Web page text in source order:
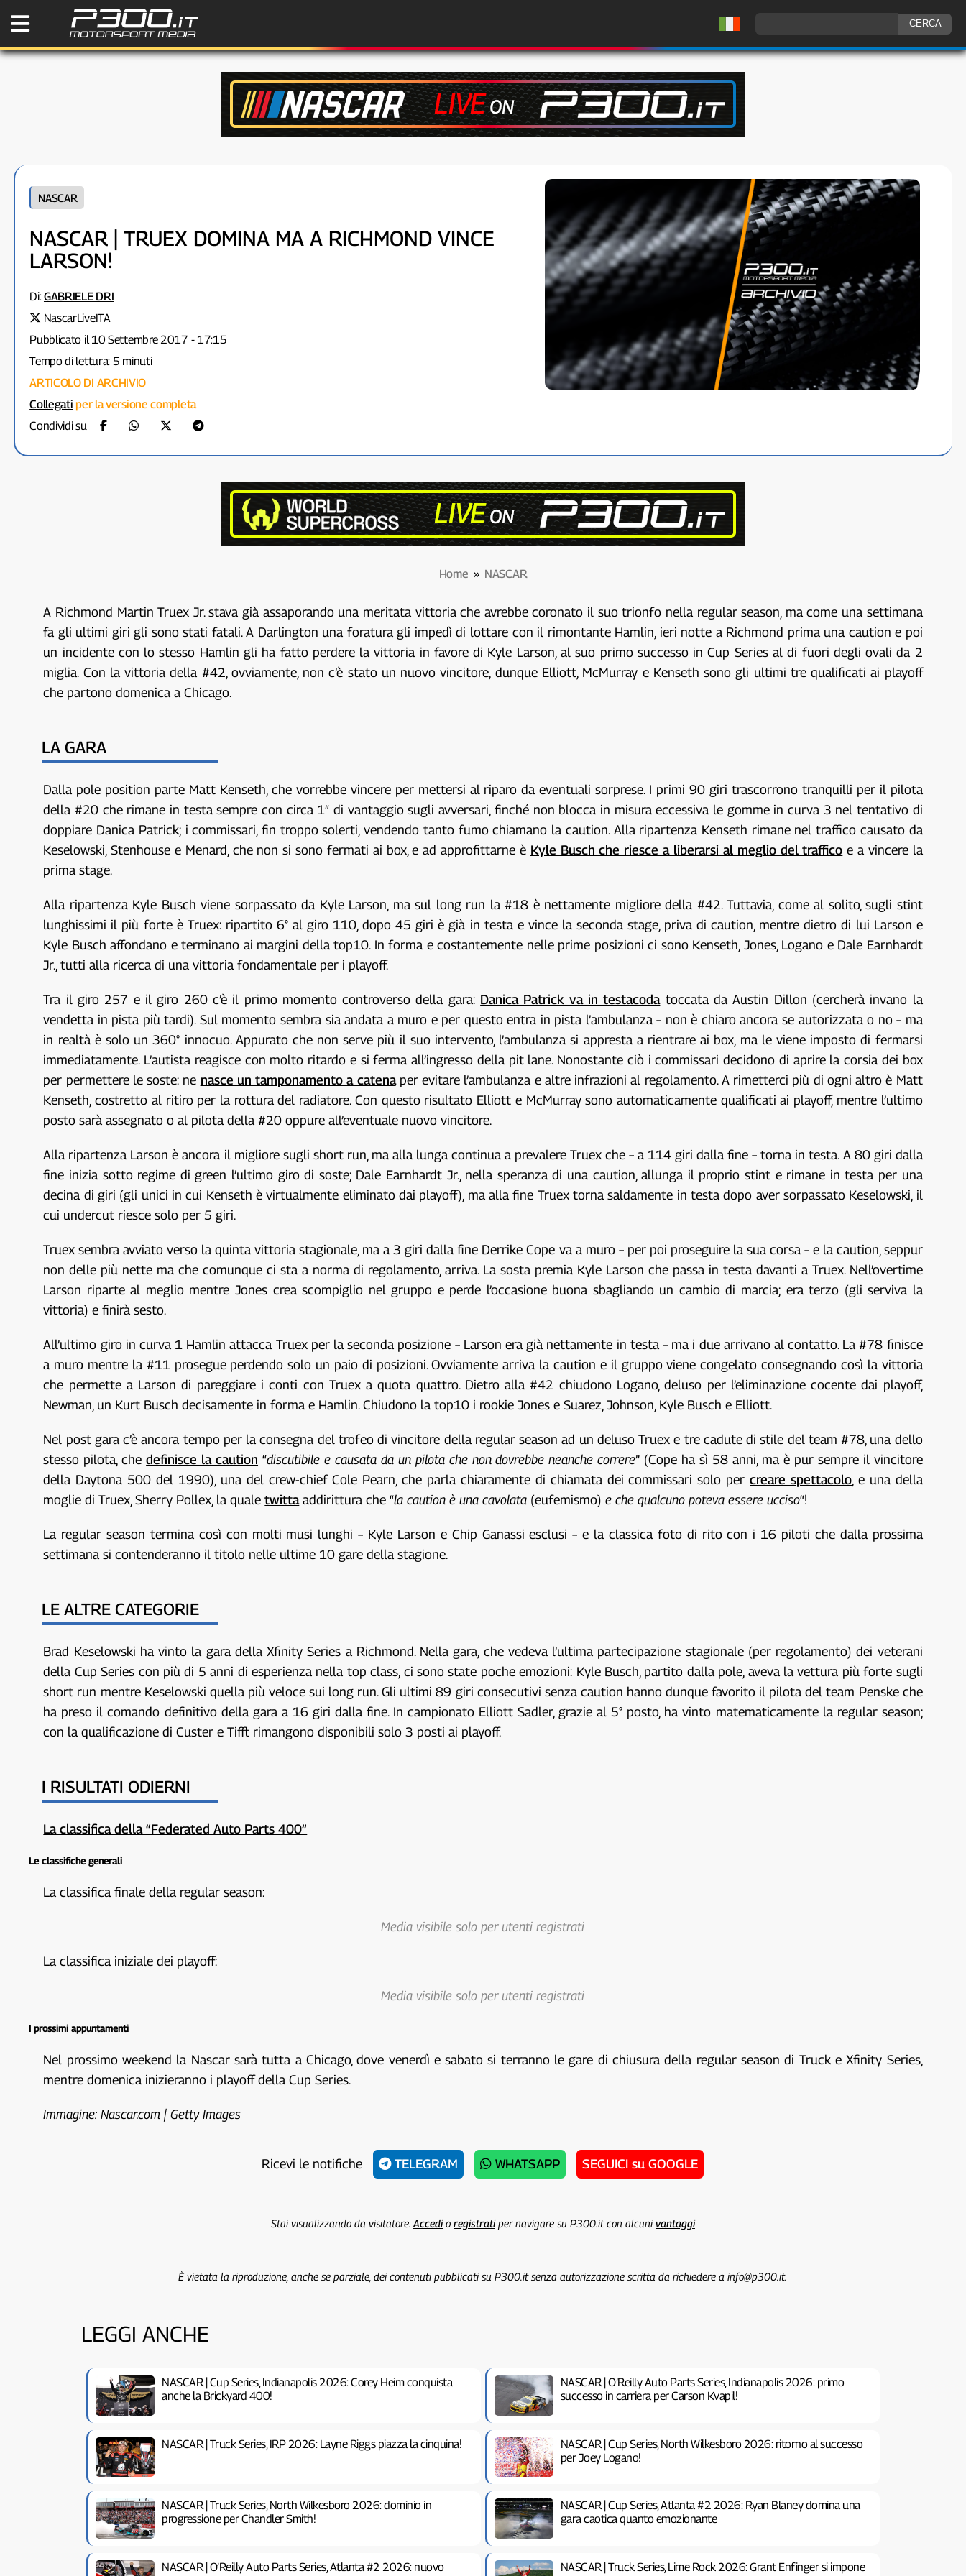
NASCAR
NASCAR | TRUEX DOMINA MA A RICHMOND VINCE
LARSON!
Di:GABRIELE DRI
NascarLiveITA
Pubblicato il 10 Settembre 2017 - 17:15
Tempo di lettura: 5 minuti
ARTICOLO DI ARCHIVIO
Collegati per la versione completa
Condividi su
Home » NASCAR
A Richmond Martin Truex Jr. stava già assaporando una meritata vittoria che avrebbe coronato il suo trionfo nella regular season, ma come una settimana
fa gli ultimi giri gli sono stati fatali. A Darlington una foratura gli impedì di lottare con il rimontante Hamlin, ieri notte a Richmond prima una caution e poi
un incidente con lo stesso Hamlin gli ha fatto perdere la vittoria in favore di Kyle Larson, al suo primo successo in Cup Series al di fuori degli ovali da 2
miglia. Con la vittoria della #42, ovviamente, non c’è stato un nuovo vincitore, dunque Elliott, McMurray e Kenseth sono gli ultimi tre qualificati ai playoff
che partono domenica a Chicago.
LA GARA
Dalla pole position parte Matt Kenseth, che vorrebbe vincere per mettersi al riparo da eventuali sorprese. I primi 90 giri trascorrono tranquilli per il pilota
della #20 che rimane in testa sempre con circa 1″ di vantaggio sugli avversari, finché non blocca in misura eccessiva le gomme in curva 3 nel tentativo di
doppiare Danica Patrick; i commissari, fin troppo solerti, vendendo tanto fumo chiamano la caution. Alla ripartenza Kenseth rimane nel traffico causato da
Keselowski, Stenhouse e Menard, che non si sono fermati ai box, e ad approfittarne è Kyle Busch che riesce a liberarsi al meglio del traffico e a vincere la
prima stage.
Alla ripartenza Kyle Busch viene sorpassato da Kyle Larson, ma sul long run la #18 è nettamente migliore della #42. Tuttavia, come al solito, sugli stint
lunghissimi il più forte è Truex: ripartito 6° al giro 110, dopo 45 giri è già in testa e vince la seconda stage, priva di caution, mentre dietro di lui Larson e
Kyle Busch affondano e terminano ai margini della top10. In forma e costantemente nelle prime posizioni ci sono Kenseth, Jones, Logano e Dale Earnhardt
Jr., tutti alla ricerca di una vittoria fondamentale per i playoff.
Tra il giro 257 e il giro 260 c’è il primo momento controverso della gara: Danica Patrick va in testacodatoccata da Austin Dillon (cercherà invano la
vendetta in pista più tardi). Sul momento sembra sia andata a muro e per questo entra in pista l’ambulanza – non è chiaro ancora se autorizzata o no – ma
in realtà è solo un 360° innocuo. Appurato che non serve più il suo intervento, l’ambulanza si appresta a rientrare ai box, ma le viene imposto di fermarsi
immediatamente. L’autista reagisce con molto ritardo e si ferma all’ingresso della pit lane. Nonostante ciò i commissari decidono di aprire la corsia dei box
per permettere le soste: ne nasce un tamponamento a catenaper evitare l’ambulanza e altre infrazioni al regolamento. A rimetterci più di ogni altro è Matt
Kenseth, costretto al ritiro per la rottura del radiatore. Con questo risultato Elliott e McMurray sono automaticamente qualificati ai playoff, mentre l’ultimo
posto sarà assegnato o al pilota della #20 oppure all’eventuale nuovo vincitore.
Alla ripartenza Larson è ancora il migliore sugli short run, ma alla lunga continua a prevalere Truex che – a 114 giri dalla fine – torna in testa. A 80 giri dalla
fine inizia sotto regime di green l’ultimo giro di soste; Dale Earnhardt Jr., nella speranza di una caution, allunga il proprio stint e rimane in testa per una
decina di giri (gli unici in cui Kenseth è virtualmente eliminato dai playoff), ma alla fine Truex torna saldamente in testa dopo aver sorpassato Keselowski, il
cui undercut riesce solo per 5 giri.
Truex sembra avviato verso la quinta vittoria stagionale, ma a 3 giri dalla fine Derrike Cope va a muro – per poi proseguire la sua corsa – e la caution, seppur
non delle più nette ma che comunque ci sta a norma di regolamento, arriva. La sosta premia Kyle Larson che passa in testa davanti a Truex. Nell’overtime
Larson riparte al meglio mentre Jones crea scompiglio nel gruppo e perde l’occasione buona sbagliando un cambio di marcia; era terzo (gli serviva la
vittoria) e finirà sesto.
All’ultimo giro in curva 1 Hamlin attacca Truex per la seconda posizione – Larson era già nettamente in testa – ma i due arrivano al contatto. La #78 finisce
a muro mentre la #11 prosegue perdendo solo un paio di posizioni. Ovviamente arriva la caution e il gruppo viene congelato consegnando così la vittoria
che permette a Larson di pareggiare i conti con Truex a quota quattro. Dietro alla #42 chiudono Logano, deluso per l’eliminazione cocente dai playoff,
Newman, un Kurt Busch decisamente in forma e Hamlin. Chiudono la top10 i rookie Jones e Suarez, Johnson, Kyle Busch e Elliott.
Nel post gara c’è ancora tempo per la consegna del trofeo di vincitore della regular season ad un deluso Truex e tre cadute di stile del team #78, una dello
stesso pilota, chedefinisce la caution “discutibile e causata da un pilota che non dovrebbe neanche correre” (Cope ha sì 58 anni, ma è pur sempre il vincitore
della Daytona 500 del 1990), una del crew-chief Cole Pearn, che parla chiaramente di chiamata dei commissari solo percreare spettacolo , e una della
moglie di Truex, Sherry Pollex, la qualetwittaaddirittura che “la caution è una cavolata (eufemismo) e che qualcuno poteva essere ucciso“!
La regular season termina così con molti musi lunghi – Kyle Larson e Chip Ganassi esclusi – e la classica foto di rito con i 16 piloti che dalla prossima
settimana si contenderanno il titolo nelle ultime 10 gare della stagione.
LE ALTRE CATEGORIE
Brad Keselowski ha vinto la gara della Xfinity Series a Richmond. Nella gara, che vedeva l’ultima partecipazione stagionale (per regolamento) dei veterani
della Cup Series con più di 5 anni di esperienza nella top class, ci sono state poche emozioni: Kyle Busch, partito dalla pole, aveva la vettura più forte sugli
short run mentre Keselowski quella più veloce sui long run. Gli ultimi 89 giri consecutivi senza caution hanno dunque favorito il pilota del team Penske che
ha preso il comando definitivo della gara a 16 giri dalla fine. In campionato Elliott Sadler, grazie al 5° posto, ha vinto matematicamente la regular season;
con la qualificazione di Custer e Tifft rimangono disponibili solo 3 posti ai playoff.
I RISULTATI ODIERNI
La classifica della “Federated Auto Parts 400”
Le classifiche generali
La classifica finale della regular season:
Media visibile solo per utenti registrati
La classifica iniziale dei playoff:
Media visibile solo per utenti registrati
I prossimi appuntamenti
Nel prossimo weekend la Nascar sarà tutta a Chicago, dove venerdì e sabato si terranno le gare di chiusura della regular season di Truck e Xfinity Series,
mentre domenica inizieranno i playoff della Cup Series.
Immagine: Nascar.com | Getty Images
Ricevi le notifiche TELEGRAM WHATSAPP SEGUICI su GOOGLE
Stai visualizzando da visitatore. Accedio registratiper navigare su P300.it con alcunivantaggi
È vietata la riproduzione, anche se parziale, dei contenuti pubblicati su P300.it senza autorizzazione scritta da richiedere a info@p300.it.
LEGGI ANCHE
NASCAR | Cup Series, Indianapolis 2026: Corey Heim conquista
anche la Brickyard 400!
NASCAR | O’Reilly Auto Parts Series, Indianapolis 2026: primo
successo in carriera per Carson Kvapil!
NASCAR | Truck Series, IRP 2026: Layne Riggs piazza la cinquina!
NASCAR | Cup Series, North Wilkesboro 2026: ritorno al successo
per Joey Logano!
NASCAR | Truck Series, North Wilkesboro 2026: dominio in
progressione per Chandler Smith!
NASCAR | Cup Series, Atlanta #2 2026: Ryan Blaney domina una
gara caotica quanto emozionante
NASCAR | O’Reilly Auto Parts Series, Atlanta #2 2026: nuovo
NASCAR | Truck Series, Lime Rock 2026: Grant Enfinger si impone